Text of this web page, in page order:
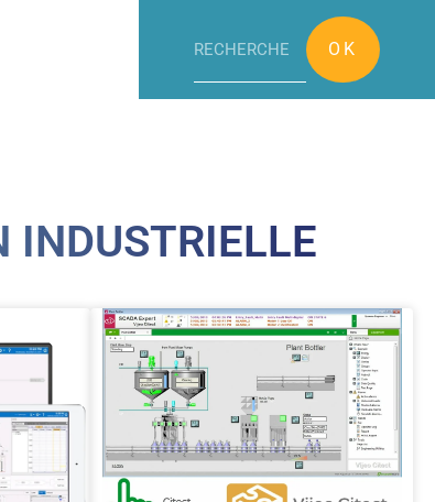
OK
INDUSTRIELLE